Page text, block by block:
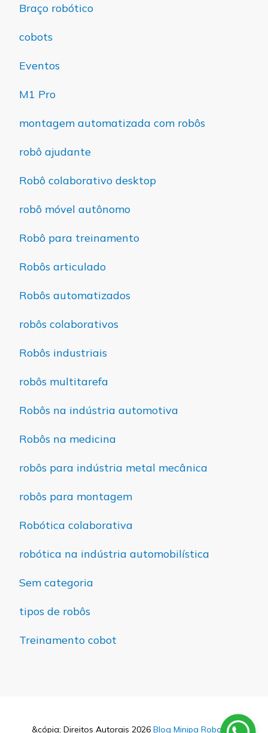
Braço robótico
cobots
Eventos
M1 Pro
montagem automatizada com robôs
robô ajudante
Robô colaborativo desktop
robô móvel autônomo
Robô para treinamento
Robôs articulado
Robôs automatizados
robôs colaborativos
Robôs industriais
robôs multitarefa
Robôs na indústria automotiva
Robôs na medicina
robôs para indústria metal mecânica
robôs para montagem
Robótica colaborativa
robótica na indústria automobilística
Sem categoria
tipos de robôs
Treinamento cobot
&cópia; Direitos Autorais 2026 Blog Minipa Robotics.